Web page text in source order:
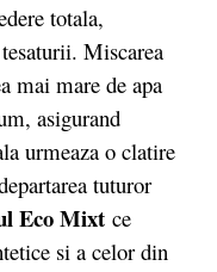
totala,
Miscarea
mai mare de apa
asigurand
urmeaza o clatire
tuturor
Eco Mixt ce
si a celor din